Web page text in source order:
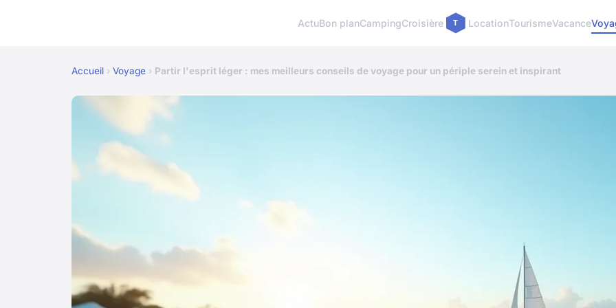
ActuBon planCampingCroisière LocationTourismeVacance
Accueil › Voyage › Partir l'esprit léger : mes meilleurs conseils de voyage pour un périple serein et inspirant